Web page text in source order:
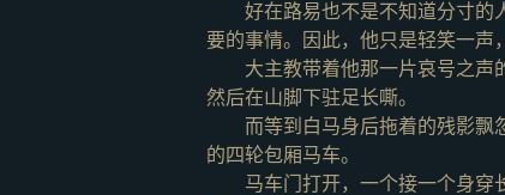
好在路易也不是不知道分寸的
要的事情。因此，他只是轻笑一声
大主教带着他那一片哀号之声
然后在山脚下驻足长嘶。
而等到白马身后拖着的残影飘
的四轮包厢马车。
马车门打开，一个接一个身穿